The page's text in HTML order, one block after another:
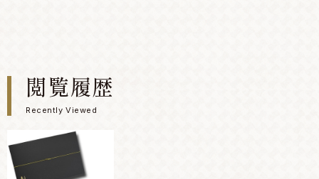
閲覧履歴
Recently Viewed